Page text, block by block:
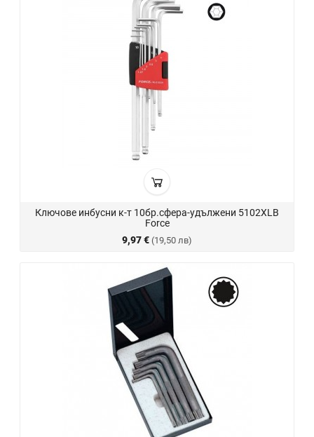
Ключове инбусни к-т 10бр.сфера-удължени 5102XLB
Force
9,97 € (19,50 лв)